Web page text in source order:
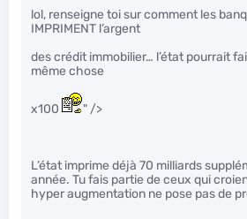
lol, renseigne toi sur comment les
IMPRIMENT l’argent
des crédit immobilier… l’état pourrait
même chose
x100 " />
L’état imprime déjà 70 milliards
année. Tu fais partie de ceux qui
hyper augmentation ne pose pas de